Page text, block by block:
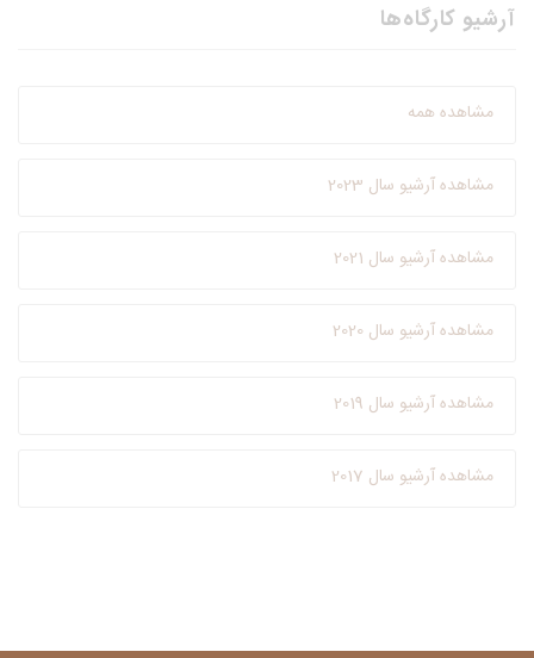
آرشیو کارگاه‌ها
مشاهده همه
مشاهده آرشیو سال 2023
مشاهده آرشیو سال 2021
مشاهده آرشیو سال 2020
مشاهده آرشیو سال 2019
مشاهده آرشیو سال 2017